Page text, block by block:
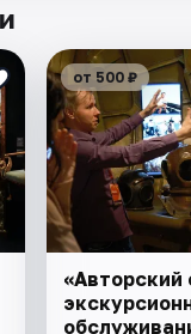
от 500 ₽
«Авторский